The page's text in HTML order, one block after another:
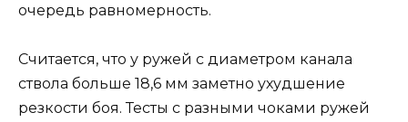
очередь равномерность.
Считается, что у ружей с диаметром канала
ствола больше 18,6 мм заметно ухудшение
резкости боя. Тесты с разными чоками ружей